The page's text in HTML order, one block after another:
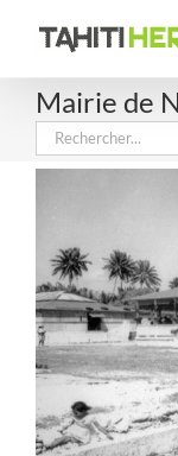
Mairie de
Rechercher: